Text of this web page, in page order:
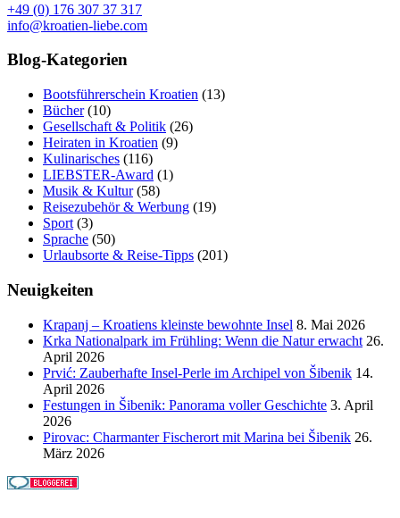
+49 (0) 176 307 37 317
info@kroatien-liebe.com
Blog-Kategorien
Bootsführerschein Kroatien (13)
Bücher(10)
Gesellschaft & Politik (26)
Heiraten in Kroatien (9)
Kulinarisches (116)
LIEBSTER-Award (1)
Musik & Kultur(58)
Reisezubehör & Werbung (19)
Sport (3)
Sprache (50)
Urlaubsorte & Reise-Tipps (201)
Neuigkeiten
Krapanj – Kroatiens kleinste bewohnte Insel 8. Mai 2026
Krka Nationalpark im Frühling: Wenn die Natur erwacht 26.
April 2026
Prvić: Zauberhafte Insel-Perle im Archipel von Šibenik 14.
April 2026
Festungen in Šibenik: Panorama voller Geschichte 3. April
2026
Pirovac: Charmanter Fischerort mit Marina bei Šibenik 26.
März 2026